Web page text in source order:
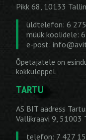
Pikk 68, 10133
üldtelefon: 6
müük koolidele:
e-post:
Õpetajatele on
kokkuleppel.
TARTU
AS BIT aadress
Vallikraavi 9, 51003
telefon: 7 427